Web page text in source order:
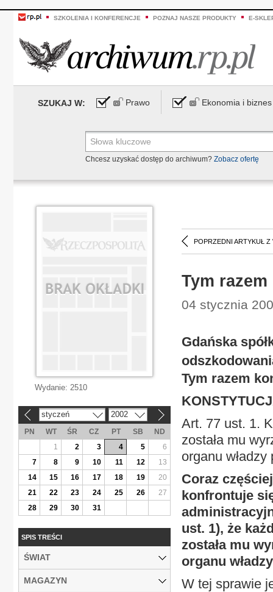
SZKOLENIA I KONFERENCJE POZNAJ NASZE PRODUKTY E-
SZUKAJ W: Prawo Ekonomia i biznes
Chcesz uzyskać dostęp do archiwum? Zobacz ofertę
POPRZEDNI ARTYKUŁ Z
Tym
04 stycznia
Gdańska
Tym razem
Art. 77 ust. 1.
została mu
organu
Coraz
konfrontuje
ust. 1), że
została mu
organu
W tej sprawie
Wydanie: 2510
styczeń 2002
PN WT ŚR CZ PT SB
ND
1
2 3 4 5
6
7
8 9 10 11 12
13
14
15 16 17 18 19
20
21
22 23 24 25 26
27
28
29 30 31
SPIS TREŚCI
ŚWIAT
MAGAZYN